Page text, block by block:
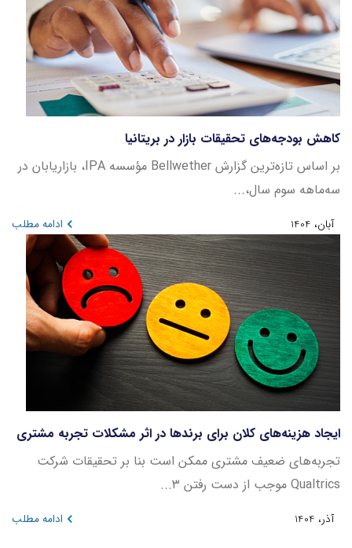
کاهش بودجه‌های تحقیقات بازار در بریتانیا
بر اساس تازه‌ترین گزارش Bellwether مؤسسه IPA، بازاریابان در
سه‌ماهه سوم سال،...
آبان، 1404 ادامه مطلب
ایجاد هزینه‌های کلان برای برندها در اثر مشکلات تجربه مشتری
تجربه‌های ضعیف مشتری ممکن است بنا بر تحقیقات شرکت
Qualtrics موجب از دست رفتن ۳...
آذر، 1404 ادامه مطلب